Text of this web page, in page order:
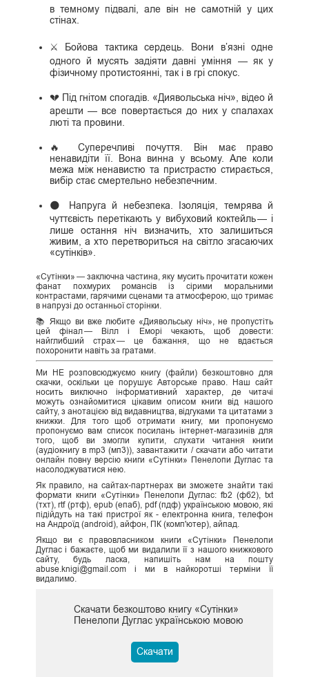
в темному підвалі, але він не самотній у цих
стінах.
⚔️ Бойова тактика сердець. Вони в’язні одне
одного й мусять задіяти давні уміння — як у
фізичному протистоянні, так і в грі спокус.
💔 Під гнітом спогадів. «Диявольська ніч», відео й
арешти — все повертається до них у спалахах
люті та провини.
🔥 Суперечливі почуття. Він має право
ненавидіти її. Вона винна у всьому. Але коли
межа між ненавистю та пристрастю стирається,
вибір стає смертельно небезпечним.
🌑 Напруга й небезпека. Ізоляція, темрява й
чуттєвість перетікають у вибуховий коктейль — і
лише остання ніч визначить, хто залишиться
живим, а хто перетвориться на світло згасаючих
«сутінків».
«Сутінки» — заключна частина, яку мусить прочитати кожен
фанат похмурих романсів із сірими моральними
контрастами, гарячими сценами та атмосферою, що тримає
в напрузі до останньої сторінки.
📚 Якщо ви вже любите «Диявольську ніч», не пропустіть
цей фінал — Вілл і Еморі чекають, щоб довести:
найглибший страх — це бажання, що не вдається
похоронити навіть за гратами.
Ми НЕ розповсюджуємо книгу (файли) безкоштовно для
скачки, оскільки це порушує Авторське право. Наш сайт
носить виключно інформативний характер, де читачі
можуть ознайомитися цікавим описом книги від нашого
сайту, з анотацією від видавництва, відгуками та цитатами з
книжки. Для того щоб отримати книгу, ми пропонуємо
пропонуємо вам список посилань інтернет-магазинів для
того, щоб ви змогли купити, слухати читання книги
(аудіокнигу в mp3 (мп3)), завантажити / скачати або читати
онлайн повну версію книги «Сутінки» Пенелопи Дуглас та
насолоджуватися нею.
Як правило, на сайтах-партнерах ви зможете знайти такі
формати книги «Сутінки» Пенелопи Дуглас: fb2 (фб2), txt
(тхт), rtf (ртф), epub (епаб), pdf (пдф) українською мовою, які
підійдуть на такі пристрої як - електронна книга, телефон
на Андроїд (android), айфон, ПК (комп'ютер), айпад.
Якщо ви є правовласником книги «Сутінки» Пенелопи
Дуглас і бажаєте, щоб ми видалили її з нашого книжкового
сайту, будь ласка, напишіть нам на пошту
abuse.knigi@gmail.com і ми в найкоротші терміни її
видалимо.
Скачати безкоштово книгу «Сутінки»
Пенелопи Дуглас українською мовою
Скачати